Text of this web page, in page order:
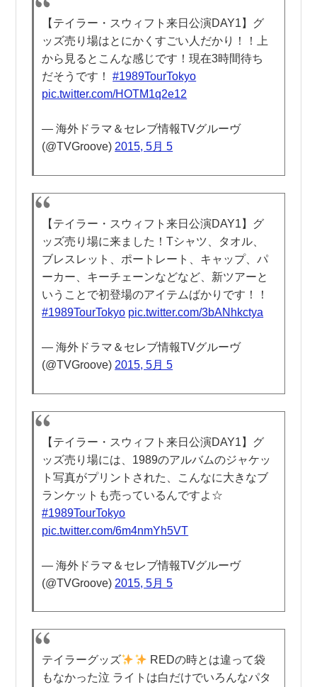
【テイラー・スウィフト来日公演DAY1】グ
ッズ売り場はとにかくすごい人だかり！！上
から見るとこんな感じです！現在3時間待ち
だそうです！#1989TourTokyo
pic.twitter.com/HOTM1q2e12
— 海外ドラマ＆セレブ情報TVグルーヴ
(@TVGroove) 2015, 5月 5
【テイラー・スウィフト来日公演DAY1】グ
ッズ売り場に来ました！Tシャツ、タオル、
ブレスレット、ポートレート、キャップ、パ
ーカー、キーチェーンなどなど、新ツアーと
いうことで初登場のアイテムばかりです！！
#1989TourTokyo pic.twitter.com/3bANhkctya
— 海外ドラマ＆セレブ情報TVグルーヴ
(@TVGroove) 2015, 5月 5
【テイラー・スウィフト来日公演DAY1】グ
ッズ売り場には、1989のアルバムのジャケッ
ト写真がプリントされた、こんなに大きなブ
ランケットも売っているんですよ☆
#1989TourTokyo
pic.twitter.com/6m4nmYh5VT
— 海外ドラマ＆セレブ情報TVグルーヴ
(@TVGroove) 2015, 5月 5
テイラーグッズ
REDの時とは違って袋
もなかった泣 ライトは白だけでいろんなパタ